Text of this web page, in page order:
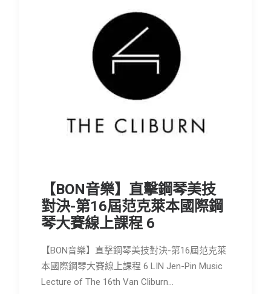
【BON音樂】直擊鋼琴美技
對決-第16屆范克萊本國際鋼
琴大賽線上課程 6
【BON音樂】直擊鋼琴美技對決-第16屆范克萊
本國際鋼琴大賽線上課程 6 LIN Jen-Pin Music
Lecture of The 16th Van Cliburn…